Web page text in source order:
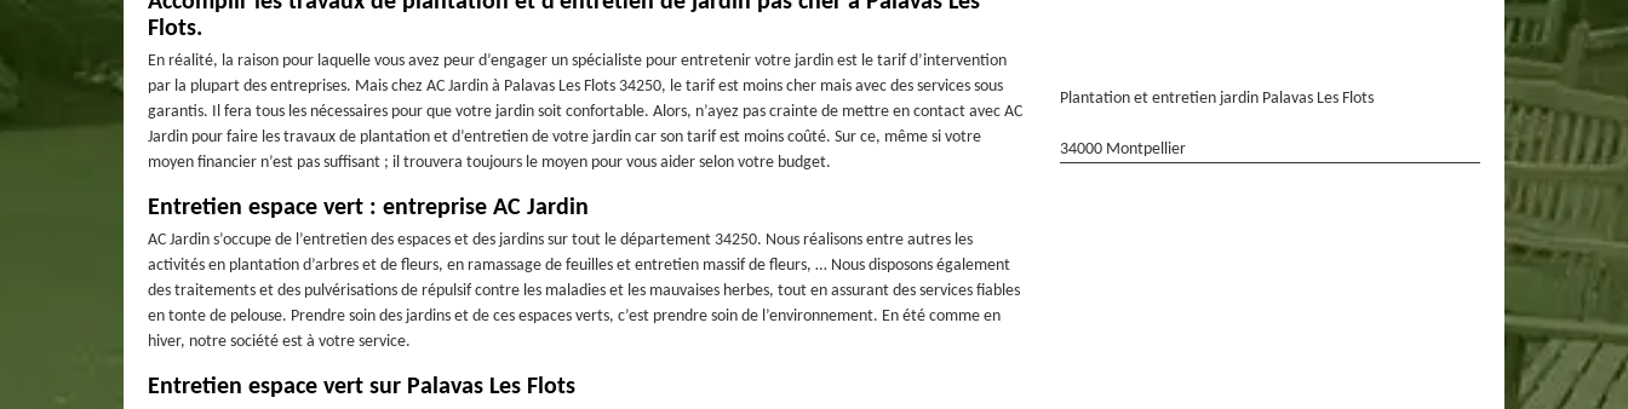
Flots.
En réalité, la raison pour laquelle vous avez peur d’engager un spécialiste pour entretenir votre jardin est le tarif d’intervention
par la plupart des entreprises. Mais chez AC Jardin à Palavas Les Flots 34250, le tarif est moins cher mais avec des services sous
garantis. Il fera tous les nécessaires pour que votre jardin soit confortable. Alors, n’ayez pas crainte de mettre en contact avec AC
Jardin pour faire les travaux de plantation et d’entretien de votre jardin car son tarif est moins coûté. Sur ce, même si votre
moyen financier n’est pas suffisant ; il trouvera toujours le moyen pour vous aider selon votre budget.
Entretien espace vert : entreprise AC Jardin
AC Jardin s’occupe de l’entretien des espaces et des jardins sur tout le département 34250. Nous réalisons entre autres les
activités en plantation d’arbres et de fleurs, en ramassage de feuilles et entretien massif de fleurs, … Nous disposons également
des traitements et des pulvérisations de répulsif contre les maladies et les mauvaises herbes, tout en assurant des services fiables
en tonte de pelouse. Prendre soin des jardins et de ces espaces verts, c’est prendre soin de l’environnement. En été comme en
hiver, notre société est à votre service.
Entretien espace vert sur Palavas Les Flots
Plantation et entretien jardin Palavas Les Flots
34000 Montpellier